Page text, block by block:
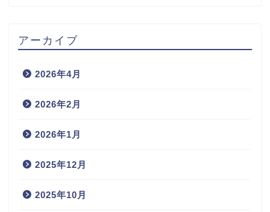
アーカイブ
2026年4月
2026年2月
2026年1月
2025年12月
2025年10月